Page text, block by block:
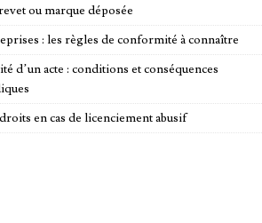
ou marque déposée
: les règles de conformité à connaître
d’un acte : conditions et conséquences
en cas de licenciement abusif